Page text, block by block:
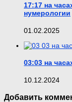
17:17 на
нумерологии
01.02.2025
03:03 на
10.12.2024
Добавить